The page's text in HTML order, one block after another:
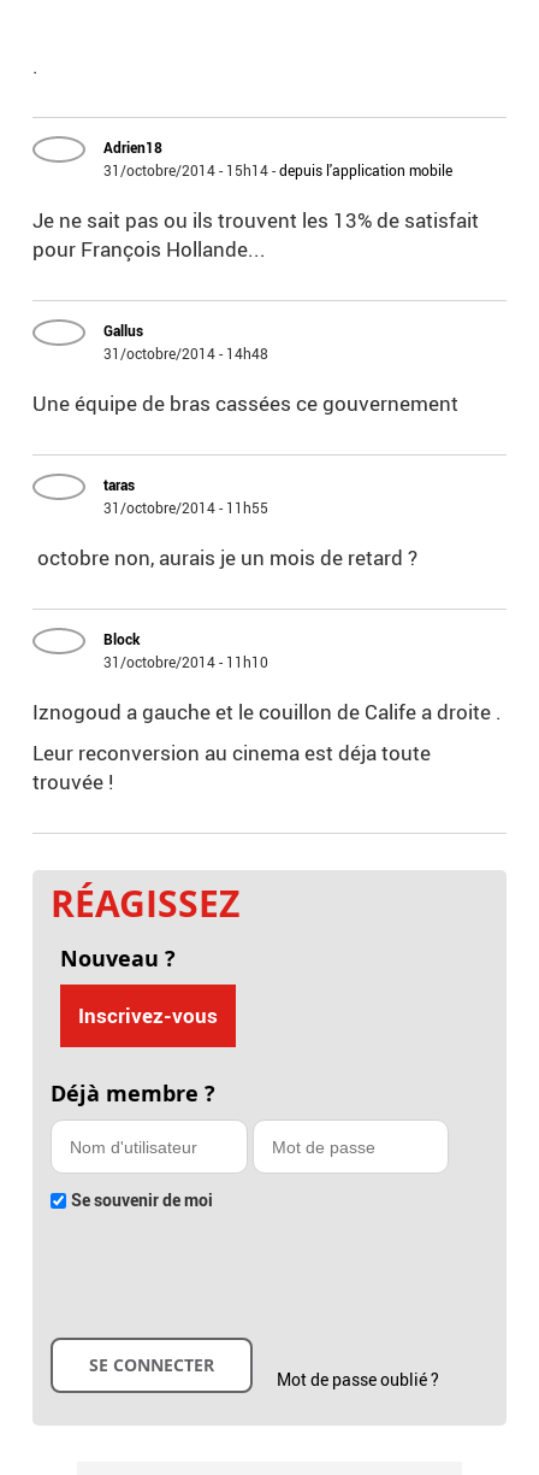
.
Adrien18
31/octobre/2014 - 15h14-depuis l'application mobile
Je ne sait pas ou ils trouvent les 13% de satisfait
pour François Hollande...
Gallus
31/octobre/2014 - 14h48
Une équipe de bras cassées ce gouvernement
taras
31/octobre/2014 - 11h55
octobre non, aurais je un mois de retard ?
Block
31/octobre/2014 - 11h10
Iznogoud a gauche et le couillon de Calife a droite .
Leur reconversion au cinema est déja toute
trouvée !
RÉAGISSEZ
Nouveau ?
Inscrivez-vous
Déjà membre ?
Se souvenir de moi
Mot de passe oublié ?